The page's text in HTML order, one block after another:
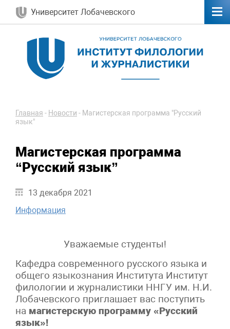
Университет Лобачевского
Главная - Новости - Магистерская программа "Русский
язык"
Магистерская программа
“Русский язык”
13 декабря 2021
Информация
Уважаемые студенты!
Кафедра современного русского языка и
общего языкознания Института Институт
филологии и журналистики ННГУ им. Н.И.
Лобачевского приглашает вас поступить
на магистерскую программу «Русский
язык»!